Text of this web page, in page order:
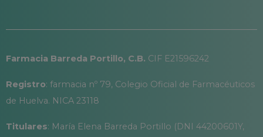
Farmacia Barreda Portillo, C.B. CIF E21596242
Registro: farmacia nº 79, Colegio Oficial de Farmacéuticos
de Huelva. NICA 23118
Titulares: María Elena Barreda Portillo (DNI 44200601Y,